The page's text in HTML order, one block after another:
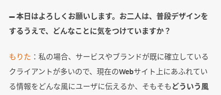
― 本日はよろしくお願いします。お二人は、普段デザインを
するうえで、どんなことに気をつけていますか？
もりた ：私の場合、サービスやブランドが既に確立している
クライアントが多いので、現在のWebサイト上にあふれてい
る情報をどんな風にユーザに伝えるか、そもそもどういう風